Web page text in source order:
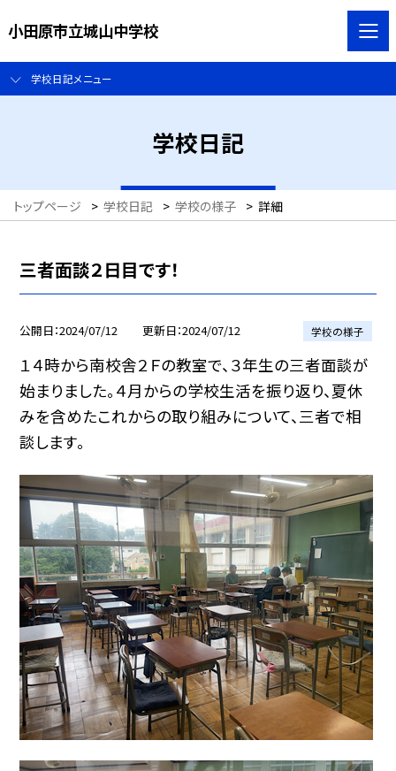
小田原市立城山中学校
学校日記メニュー
学校日記
トップページ > 学校日記 > 学校の様子 > 詳細
三者面談２日目です！
公開日 2024/07/12 更新日 2024/07/12 学校の様子
１４時から南校舎２Ｆの教室で、３年生の三者面談が
始まりました。４月からの学校生活を振り返り、夏休
みを含めたこれからの取り組みについて、三者で相
談します。